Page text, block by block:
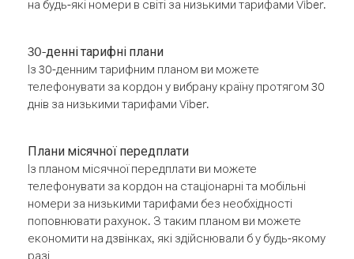
на будь-які номери в світі за низькими тарифами Viber.
30-денні тарифні плани
Із 30-денним тарифним планом ви можете
телефонувати за кордон у вибрану країну протягом 30
днів за низькими тарифами Viber.
Плани місячної передплати
Із планом місячної передплати ви можете
телефонувати за кордон на стаціонарні та мобільні
номери за низькими тарифами без необхідності
поповнювати рахунок. З таким планом ви можете
економити на дзвінках, які здійснювали б у будь-якому
разі